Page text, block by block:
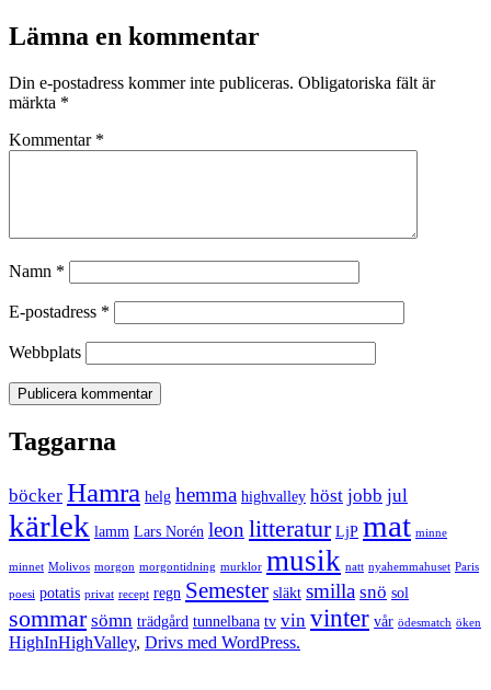
Lämna en kommentar
Din e-postadress kommer inte publiceras. Obligatoriska fält är
märkta *
Kommentar *
Namn *
E-postadress *
Webbplats
Taggarna
böcker Hamra helg hemma highvalley höst jobb jul
kärlek lamm Lars Norén leonlitteratur LjP mat minne
minnet Molivos morgon morgontidning murklor musik natt nyahemmahuset Paris
poesi potatis privat recept regn Semester släkt smilla snö sol
sommar sömn trädgård tunnelbana tv vin vinter vår ödesmatch öken
HighInHighValley, Drivs med WordPress.